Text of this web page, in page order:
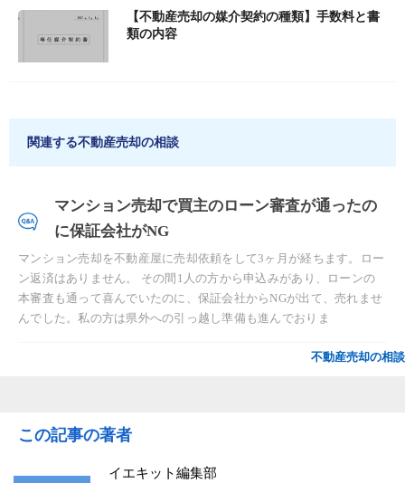
【不動産売却の媒介契約の種類】手数料と書
類の内容
関連する不動産売却の相談
マンション売却で買主のローン審査が通ったの
に保証会社がNG
マンション売却を不動産屋に売却依頼をして3ヶ月が経ちます。ロー
ン返済はありません。 その間1人の方から申込みがあり、ローンの
本審査も通って喜んでいたのに、保証会社からNGが出て、売れませ
んでした。私の方は県外への引っ越し準備も進んでおりま
不動産売却の相談
この記事の著者
イエキット編集部